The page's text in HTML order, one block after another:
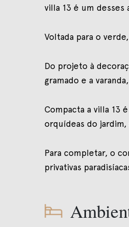
villa 13 é um
Voltada para o
Do projeto à
gramado e a
Compacta a villa 13
orquídeas do jardim,
Para completar, o
privativas